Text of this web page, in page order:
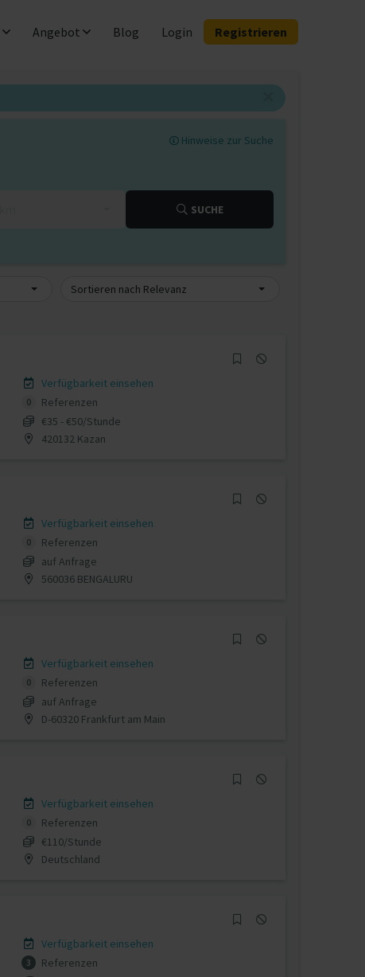
Angebot Blog Login Registrieren
Hinweise zur Suche
SUCHE
Sortieren nach Relevanz
Verfügbarkeit einsehen
0
Referenzen
€35 - €50/Stunde
420132 Kazan
Verfügbarkeit einsehen
0
Referenzen
auf Anfrage
560036 BENGALURU
Verfügbarkeit einsehen
0
Referenzen
auf Anfrage
D-60320 Frankfurt am Main
Verfügbarkeit einsehen
0
Referenzen
€110/Stunde
Deutschland
Verfügbarkeit einsehen
3
Referenzen